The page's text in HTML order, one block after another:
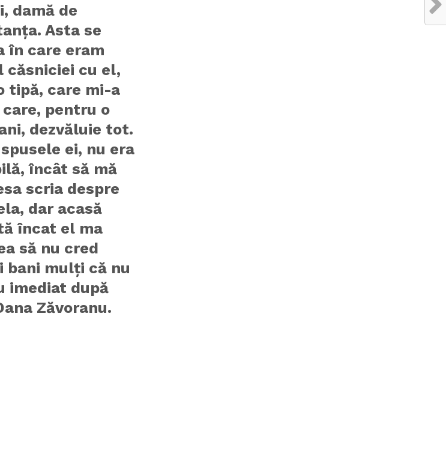
damă de
Asta se
în care eram
cu el,
tipă, care mi-a
pentru o
dezvăluie tot.
ei, nu era
încât să mă
scria despre
dar acasă
încat el ma
să nu cred
bani mulţi că nu
imediat după
Zăvoranu.